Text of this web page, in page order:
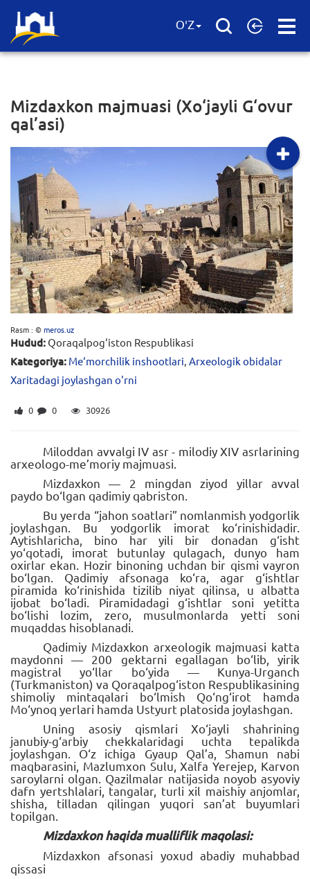
Open
O'Z
Mizdaxkon majmuasi (Xo‘jayli G‘ovur
qal’asi)
Rasm : ©meros.uz
Hudud: Qoraqalpog‘iston Respublikasi
Kategoriya: Me‘morchilik inshootlari Arxeologik obidalar
Xaritadagi joylashgan o'rni
0 0 30926
Miloddan avvalgi IV asr - milodiy XIV asrlarining
arxeologo-me’moriy majmuasi.
Mizdaxkon — 2 mingdan ziyod yillar avval
paydo bo‘lgan qadimiy qabriston.
Bu yerda “jahon soatlari” nomlanmish yodgorlik
joylashgan. Bu yodgorlik imorat ko‘rinishidadir.
Aytishlaricha, bino har yili bir donadan g‘isht
yo‘qotadi, imorat butunlay qulagach, dunyo ham
oxirlar ekan. Hozir binoning uchdan bir qismi vayron
bo‘lgan. Qadimiy afsonaga ko‘ra, agar g‘ishtlar
piramida ko‘rinishida tizilib niyat qilinsa, u albatta
ijobat bo‘ladi. Piramidadagi g‘ishtlar soni yetitta
bo‘lishi lozim, zero, musulmonlarda yetti soni
muqaddas hisoblanadi.
Qadimiy Mizdaxkon arxeologik majmuasi katta
maydonni — 200 gektarni egallagan bo‘lib, yirik
magistral yo‘llar bo‘yida — Kunya-Urganch
(Turkmaniston) va Qoraqalpog‘iston Respublikasining
shimoliy mintaqalari bo‘lmish Qo‘ng‘irot hamda
Mo‘ynoq yerlari hamda Ustyurt platosida joylashgan.
Uning asosiy qismlari Xo‘jayli shahrining
janubiy-g‘arbiy chekkalaridagi uchta tepalikda
joylashgan. O‘z ichiga Gyaup Qal’a, Shamun nabi
maqbarasini, Mazlumxon Sulu, Xalfa Yerejep, Karvon
saroylarni olgan. Qazilmalar natijasida noyob asyoviy
dafn yertshlalari, tangalar, turli xil maishiy anjomlar,
shisha, tilladan qilingan yuqori san’at buyumlari
topilgan.
Mizdaxkon haqida mualliflik maqolasi:
Mizdaxkon afsonasi yoxud abadiy muhabbad
qissasi